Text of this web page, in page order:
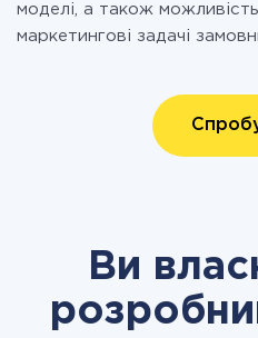
моделі, а також
маркетингові задачі
Ви